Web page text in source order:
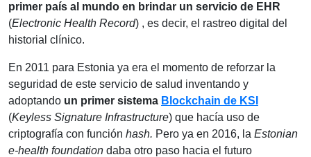
primer país al mundo en brindar un servicio de EHR
(Electronic Health Record) , es decir, el rastreo digital del
historial clínico.
En 2011 para Estonia ya era el momento de reforzar la
seguridad de este servicio de salud inventando y
adoptando un primer sistema Blockchain de KSI
(Keyless Signature Infrastructure) que hacía uso de
criptografía con función hash. Pero ya en 2016, la Estonian
e-health foundation daba otro paso hacia el futuro